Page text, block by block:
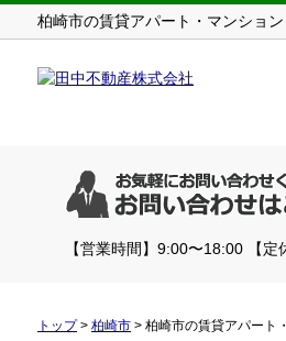
柏崎市の賃貸アパート・マンショ
【営業時間】9:00〜18:00 【定
トップ> 柏崎市 > 柏崎市の賃貸アパート